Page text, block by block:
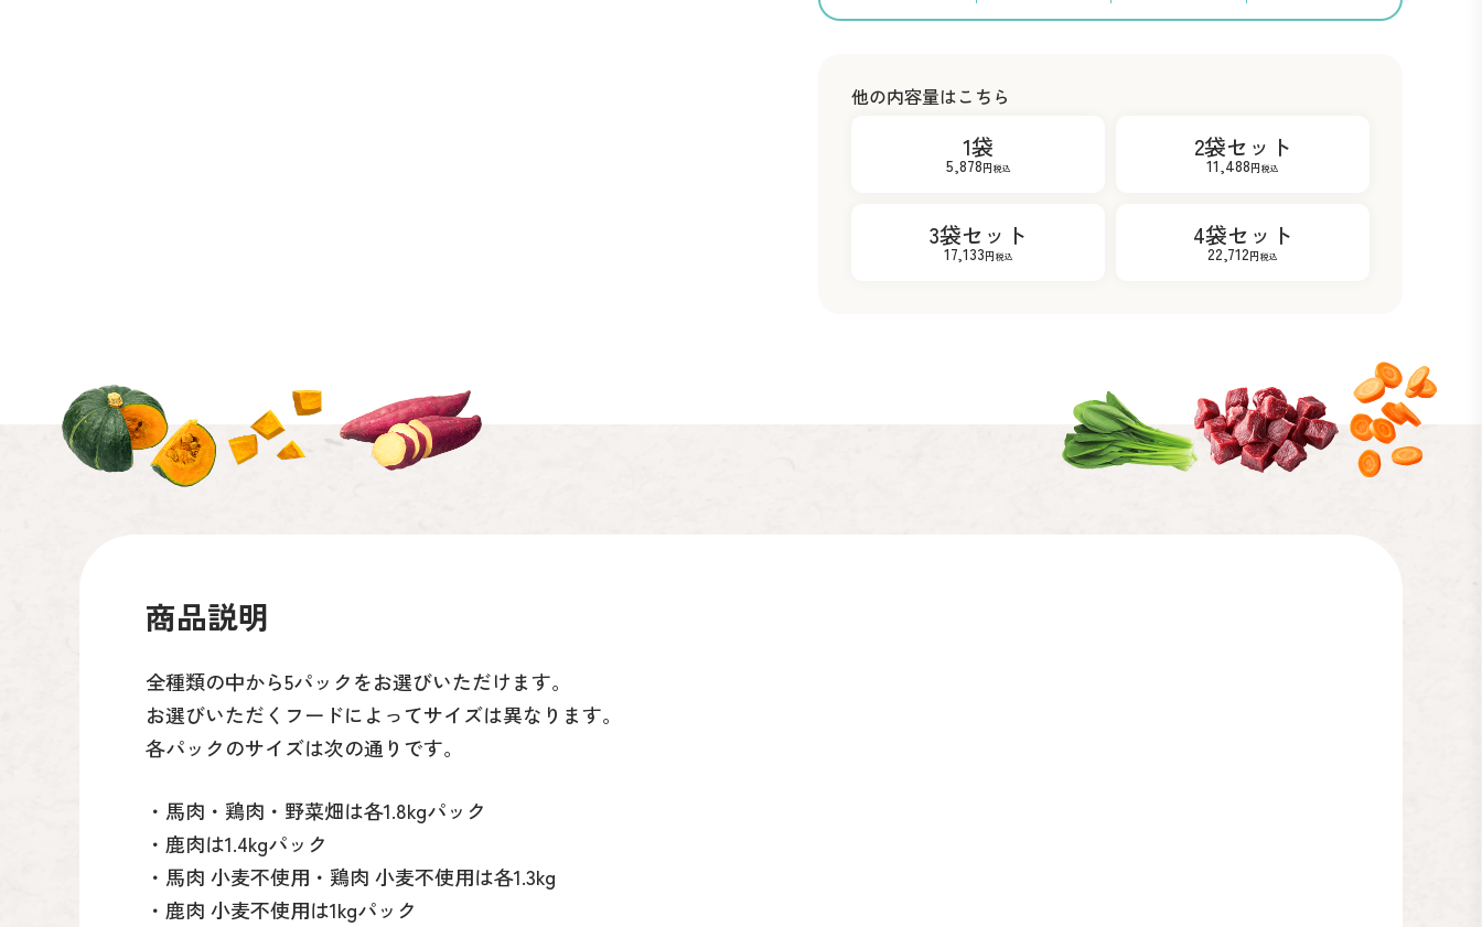
他の内容量はこちら
1袋
5,878円税込
2袋セット
11,488円税込
3袋セット
17,133円税込
4袋セット
22,712円税込
商品説明
全種類の中から5パックをお選びいただけます。
お選びいただくフードによってサイズは異なります。
各パックのサイズは次の通りです。
・馬肉・鶏肉・野菜畑は各1.8kgパック
・鹿肉は1.4kgパック
・馬肉 小麦不使用・鶏肉 小麦不使用は各1.3kg
・鹿肉 小麦不使用は1kgパック